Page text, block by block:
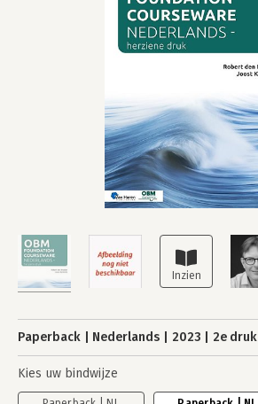
Paperback Nederlands 2023 2e druk
Kies uw bindwijze